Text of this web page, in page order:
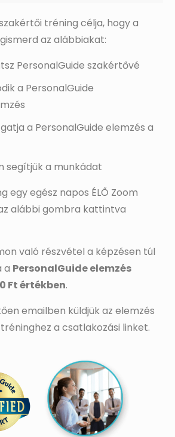
tréning célja, hogy a
az alábbiakat:
PersonalGuide szakértővé
a PersonalGuide
a PersonalGuide elemzés a
segítjük a munkádat
egy egész napos ÉLŐ Zoom
alábbi gombra kattintva
való részvétel a képzésen túl
a PersonalGuide elemzés
Ft értékben.
emailben küldjük az elemzés
a csatlakozási linket.